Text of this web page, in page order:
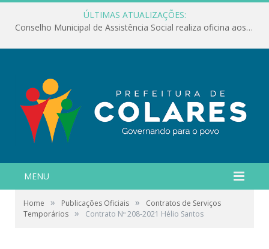
ÚLTIMAS ATUALIZAÇÕES:
Conselho Municipal de Assistência Social realiza oficina aos servidores
MENU
Home » Publicações Oficiais »
Contratos de Serviços
Temporários » Contrato Nº 208-2021 Hélio Santos